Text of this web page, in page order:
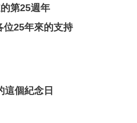
第25週年
位25年來的支持
這個紀念日